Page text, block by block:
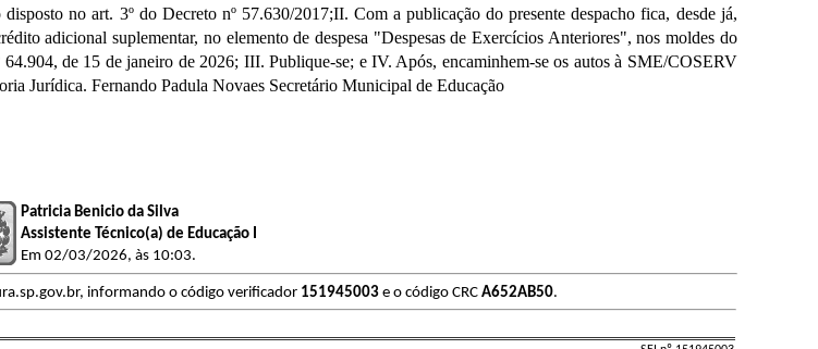
no art. 3º do Decreto nº 57.630/2017;II. Com a publicação do presente despacho fica, desde já,
adicional suplementar, no elemento de despesa "Despesas de Exercícios Anteriores", nos moldes do
de 15 de janeiro de 2026; III. Publique-se; e IV. Após, encaminhem-se os autos à SME/COSERV
Jurídica. Fernando Padula Novaes Secretário Municipal de Educação
Patricia Benicio da Silva
Assistente Técnico(a) de Educação I
Em 02/03/2026, às 10:03.
informando o código verificador 151945003 e o código CRCA652AB50.